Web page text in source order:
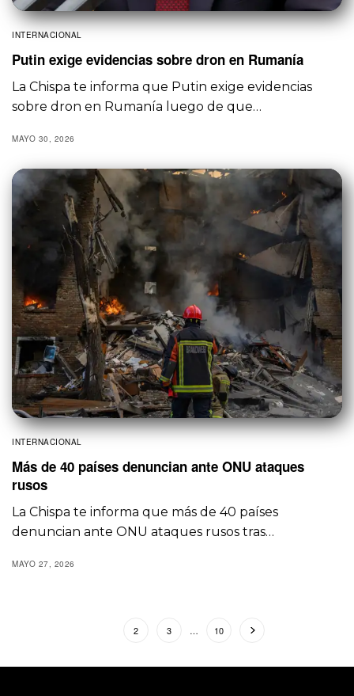
INTERNACIONAL
Putin exige evidencias sobre dron en Rumanía
La Chispa te informa que Putin exige evidencias
sobre dron en Rumanía luego de que…
MAYO 30, 2026
INTERNACIONAL
Más de 40 países denuncian ante ONU ataques
rusos
La Chispa te informa que más de 40 países
denuncian ante ONU ataques rusos tras…
MAYO 27, 2026
2 3 … 10